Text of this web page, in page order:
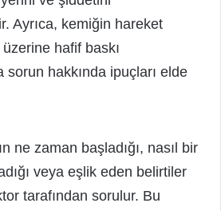
Ayrıca, kemiğin hareket
hafif baskı
sorun hakkında ipuçları elde
ne zaman başladığı, nasıl bir
veya eşlik eden belirtiler
tarafından sorulur. Bu